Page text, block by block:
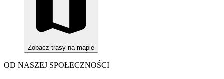
Zobacz trasy na mapie
OD NASZEJ SPOŁECZNOŚCI